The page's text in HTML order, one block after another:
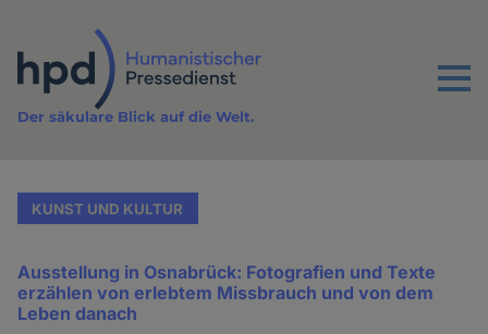
Inhalt
Menu
Der säkulare Blick auf die Welt.
KUNST UND KULTUR
Ausstellung in Osnabrück: Fotografien und Texte
erzählen von erlebtem Missbrauch und von dem
Leben danach